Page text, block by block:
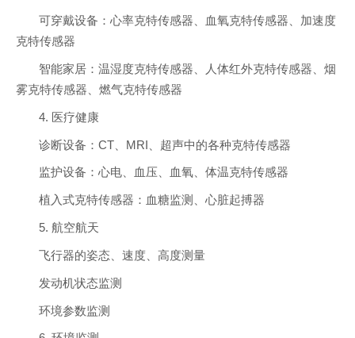
可穿戴设备：心率克特传感器、血氧克特传感器、加速度
克特传感器
智能家居：温湿度克特传感器、人体红外克特传感器、烟
雾克特传感器、燃气克特传感器
4. 医疗健康
诊断设备：CT、MRI、超声中的各种克特传感器
监护设备：心电、血压、血氧、体温克特传感器
植入式克特传感器：血糖监测、心脏起搏器
5. 航空航天
飞行器的姿态、速度、高度测量
发动机状态监测
环境参数监测